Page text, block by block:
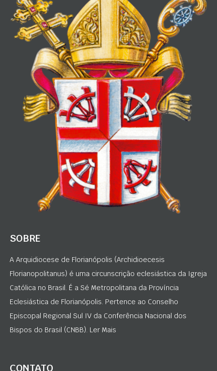
SOBRE
A Arquidiocese de Florianópolis (Archidioecesis
Florianopolitanus) é uma circunscrição eclesiástica da Igreja
Católica no Brasil. É a Sé Metropolitana da Província
Eclesiástica de Florianópolis. Pertence ao Conselho
Episcopal Regional Sul IV da Conferência Nacional dos
Bispos do Brasil (CNBB). Ler Mais
CONTATO